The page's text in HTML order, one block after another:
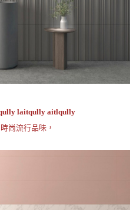
laitqully aitlqully
尚流行品味，